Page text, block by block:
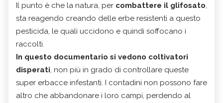
Il punto è che la natura, per combattere il glifosato,
sta reagendo creando delle erbe resistenti a questo
pesticida, le quali uccidono e quindi soffocano i
raccolti.
In questo documentario si vedono coltivatori
disperati, non più in grado di controllare queste
super erbacce infestanti. I contadini non possono fare
altro che abbandonare i loro campi, perdendo al